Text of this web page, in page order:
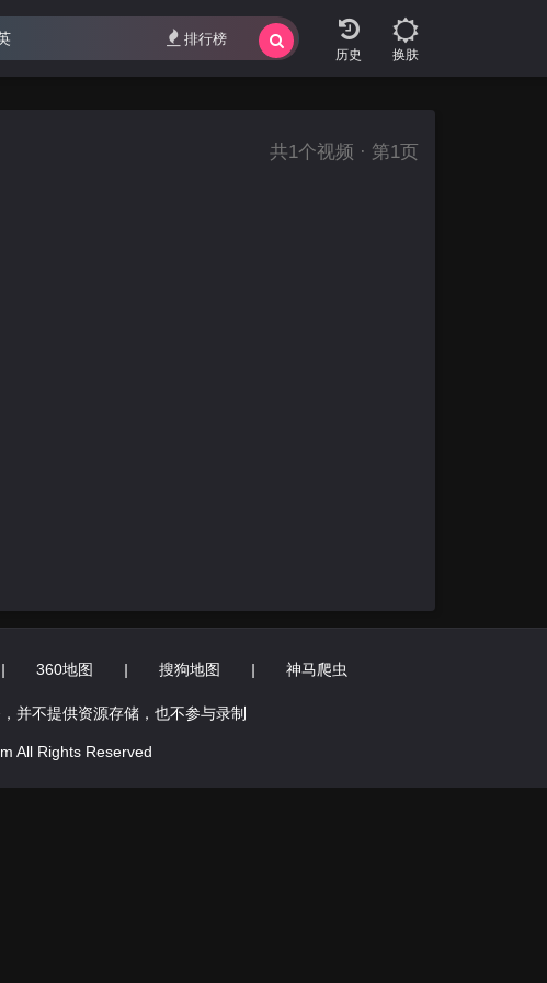
换肤
排行榜
共1个视频 · 第1页
| 360地图 | 搜狗地图 | 神马爬虫
并不提供资源存储，也不参与录制
All Rights Reserved